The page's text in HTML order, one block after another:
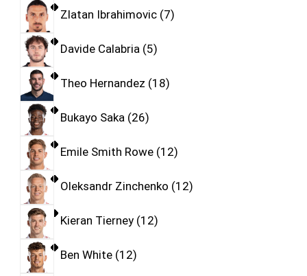
Zlatan Ibrahimovic 7
Davide Calabria 5
Theo Hernandez 18
Bukayo Saka 26
Emile Smith Rowe 12
Oleksandr Zinchenko 12
Kieran Tierney 12
Ben White 12